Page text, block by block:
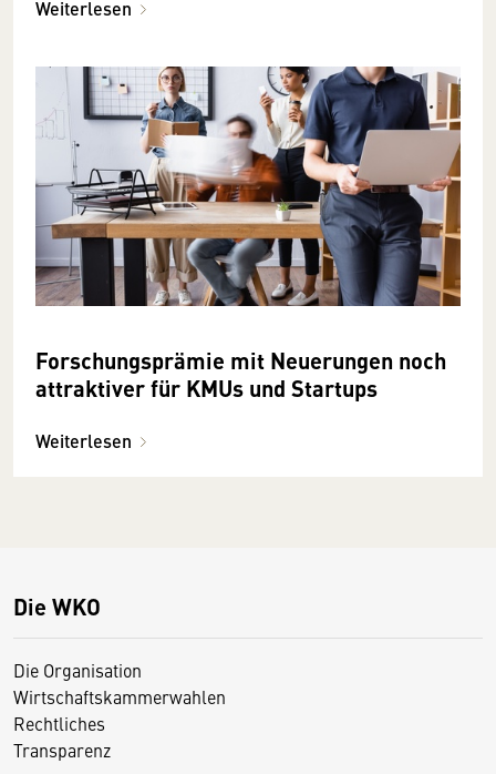
Weiterlesen
Forschungsprämie mit Neuerungen noch
attraktiver für KMUs und Startups
Weiterlesen
Die WKO
Die Organisation
Wirtschaftskammerwahlen
Rechtliches
Transparenz